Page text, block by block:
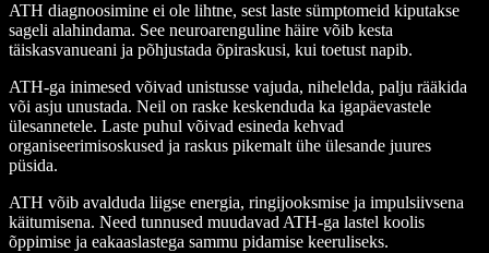
ATH diagnoosimine ei ole lihtne, sest laste sümptomeid kiputakse
sageli alahindama. See neuroarenguline häire võib kesta
täiskasvanueani ja põhjustada õpiraskusi, kui toetust napib.
ATH-ga inimesed võivad unistusse vajuda, nihelelda, palju rääkida
või asju unustada. Neil on raske keskenduda ka igapäevastele
ülesannetele. Laste puhul võivad esineda kehvad
organiseerimisoskused ja raskus pikemalt ühe ülesande juures
püsida.
ATH võib avalduda liigse energia, ringijooksmise ja impulsiivsena
käitumisena. Need tunnused muudavad ATH-ga lastel koolis
õppimise ja eakaaslastega sammu pidamise keeruliseks.